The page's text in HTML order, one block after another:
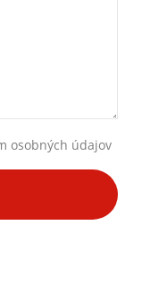
osobných údajov